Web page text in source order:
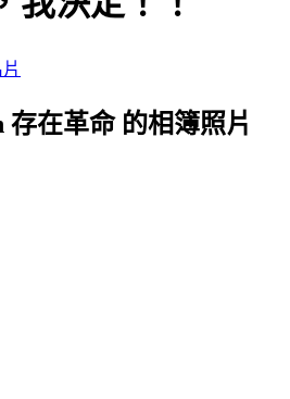
存在革命 的相簿照片